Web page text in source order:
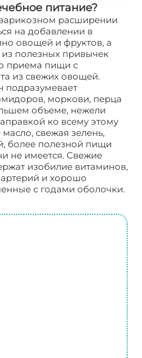
питание?
расширении
на добавлении в
овощей и фруктов, а
полезных привычек
приема пищи с
из свежих овощей.
подразумевает
моркови, перца
объеме, нежели
ко всему этому
масло, свежая зелень,
более полезной пищи
не имеется. Свежие
изобилие витаминов,
и хорошо
с годами оболочки.